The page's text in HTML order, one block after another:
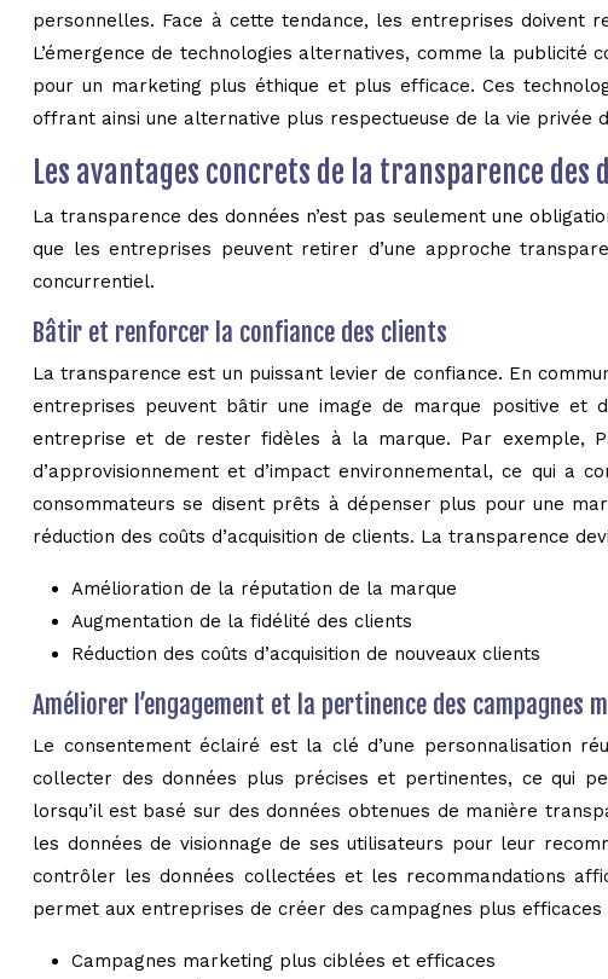
personnelles. Face à cette tendance, les entreprises
L’émergence de technologies alternatives, comme la
pour un marketing plus éthique et plus efficace. Ces
offrant ainsi une alternative plus respectueuse de la vie privée
Les avantages concrets de la transparence des
La transparence des données n’est pas seulement une
que les entreprises peuvent retirer d’une approche
concurrentiel.
Bâtir et renforcer la confiance des clients
La transparence est un puissant levier de confiance. En
entreprises peuvent bâtir une image de marque positive et
entreprise et de rester fidèles à la marque. Par exemple,
d’approvisionnement et d’impact environnemental, ce qui a
consommateurs se disent prêts à dépenser plus pour une
réduction des coûts d’acquisition de clients. La transparence
Amélioration de la réputation de la marque
Augmentation de la fidélité des clients
Réduction des coûts d’acquisition de nouveaux clients
Améliorer l’engagement et la pertinence des campagnes
Le consentement éclairé est la clé d’une personnalisation
collecter des données plus précises et pertinentes, ce qui
lorsqu’il est basé sur des données obtenues de manière
les données de visionnage de ses utilisateurs pour leur
contrôler les données collectées et les recommandations
permet aux entreprises de créer des campagnes plus
Campagnes marketing plus ciblées et efficaces